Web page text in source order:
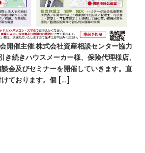
開催主催:株式会社資産相談センター協力
き続きハウスメーカー様、保険代理様店、
会及びセミナーを開催していきます。直
ております。個 […]